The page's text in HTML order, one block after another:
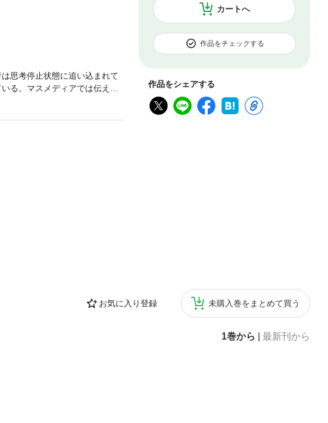
カートへ
作品をチェックする
作品をシェアする
お気に入り登録 未購入巻をまとめて買う
1巻から 最新刊から
思考停止状態に追い込まれて
る。マスメディアでは伝えら
市民メディアとしてのドキュ